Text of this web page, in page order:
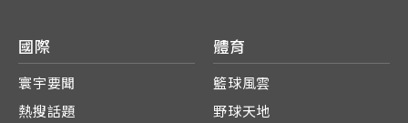
國際
寰宇要聞
熱搜話題
體育
籃球風雲
野球天地